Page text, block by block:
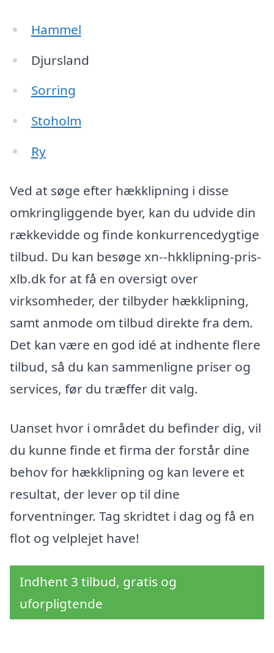
Hammel
Djursland
Sorring
Stoholm
Ry
Ved at søge efter hækklipning i disse
omkringliggende byer, kan du udvide din
rækkevidde og finde konkurrencedygtige
tilbud. Du kan besøge xn--hkklipning-pris-
xlb.dk for at få en oversigt over
virksomheder, der tilbyder hækklipning,
samt anmode om tilbud direkte fra dem.
Det kan være en god idé at indhente flere
tilbud, så du kan sammenligne priser og
services, før du træffer dit valg.
Uanset hvor i området du befinder dig, vil
du kunne finde et firma der forstår dine
behov for hækklipning og kan levere et
resultat, der lever op til dine
forventninger. Tag skridtet i dag og få en
flot og velplejet have!
Indhent 3 tilbud, gratis og
uforpligtende